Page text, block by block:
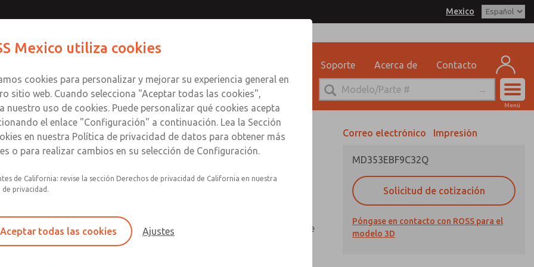
Mexico
Soporte Acerca de Contacto
Menú
Filtro individual, regulador, lubricador
Recipiente de plástico de policarbonato con protector de
acero contra roturas, recipiente de aluminio con mirilla de
nailon transparente o recipiente lubricador de aluminio
extendido con mirilla.
Correo electrónico Impresión
MD353EBF9C32Q
Solicitud de cotización
Póngase en contacto con ROSS para el
modelo 3D
Enviar esta página por correo electrónico
Servicio Tecnico
1-888-TEK-ROSS
Mexico utiliza cookies
cookies para personalizar y mejorar su experiencia general en
sitio web. Cuando selecciona "Aceptar todas las cookies",
nuestro uso de cookies. Puede personalizar qué cookies acepta
el enlace "Configuración" a continuación. Lea la Sección
en nuestra Política de privacidad de datos para obtener más
o para realizar cambios en su selección de Configuración.
de California: revise la sección Derechos de privacidad de California en nuestra
de privacidad.
Aceptar todas las cookies Ajustes